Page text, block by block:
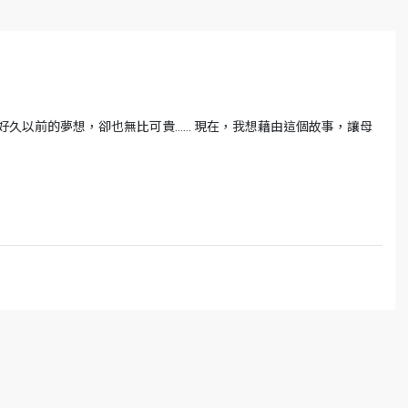
以前的夢想，卻也無比可貴…… 現在，我想藉由這個故事，讓母